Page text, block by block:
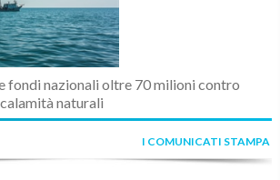
fondi nazionali oltre 70 milioni contro
naturali
I COMUNICATI STAMPA